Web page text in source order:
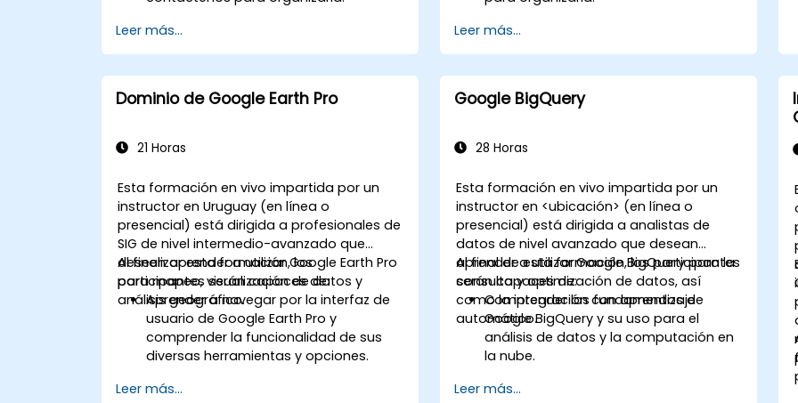
Leer más...
Leer más...
Dominio de Google Earth Pro
21 Horas
Esta formación en vivo impartida por un
instructor en Uruguay (en línea o
presencial) está dirigida a profesionales de
SIG de nivel intermedio-avanzado que
deseen aprender a utilizar Google Earth Pro
para mapeo, visualización de datos y
análisis geográfico.
Al finalizar esta formación, los
participantes serán capaces de:
Aprender a navegar por la interfaz de
usuario de Google Earth Pro y
comprender la funcionalidad de sus
diversas herramientas y opciones.
terráqueo utilizando Google Earth Pro,
Leer más...
Google BigQuery
28 Horas
Esta formación en vivo impartida por un
instructor en <ubicación> (en línea o
presencial) está dirigida a analistas de
datos de nivel avanzado que desean
aprender a utilizar Google BigQuery para la
consulta y optimización de datos, así
como la integración con aprendizaje
automático.
Al final de esta formación, los participantes
serán capaces de:
Comprender los fundamentos de
Google BigQuery y su uso para el
análisis de datos y la computación en
la nube.
de datos y consultas SQL complejas.
Leer más...